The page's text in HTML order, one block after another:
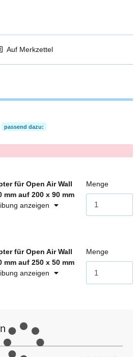
Auf Merkzettel
passend dazu:
für Open Air Wall
mm auf 200 x 90 mm
anzeigen
Menge
für Open Air Wall
mm auf 250 x 50 mm
anzeigen
Menge